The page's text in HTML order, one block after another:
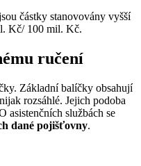
částky stanovovány vyšší
Kč/ 100 mil. Kč.
ručení
Základní balíčky obsahují
rozsáhlé. Jejich podoba
asistenčních službách se
dané pojišťovny.